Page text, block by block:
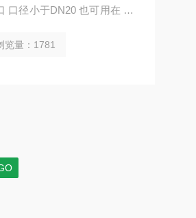
口径小于DN20 也可用在 填
览量：1781